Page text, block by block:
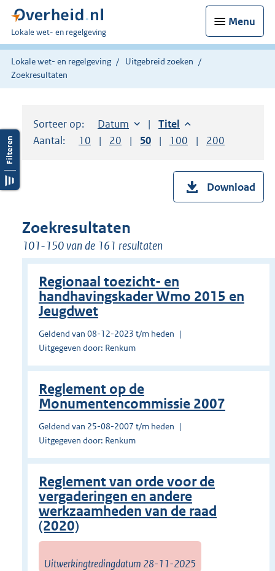
Menu
U
bent
hier:
Lokale wet- en regelgeving
Lokale wet- en regelgeving
Uitgebreid zoeken
Zoekresultaten
Sorteer op: Sorteer op:
Datum aflopendSorteer op:
Titel aflopend
Aantal:
Toon
10 resultaten per pagina
Toon
20 resultaten per pagina
Toon
50 resultaten per pagina
Toon
100 resultaten per
Toon
200
Download
Zoekresultaten
101-150 van de 161 resultaten
Regionaal toezicht- en
handhavingskader Wmo 2015 en
Jeugdwet
Geldend van 08-12-2023 t/m heden
Uitgegeven door: Renkum
Reglement op de
Monumentencommissie 2007
Geldend van 25-08-2007 t/m heden
Uitgegeven door: Renkum
Reglement van orde voor de
vergaderingen en andere
werkzaamheden van de raad
(2020)
Uitwerkingtredingdatum 28-11-2025